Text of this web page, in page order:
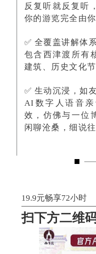
反复听就反复听
你的游览完全由你
✅ 全覆盖讲解体
包含西津渡所有
建筑、历史文化
✅ 生动沉浸，如
AI数字人语音
效，仿佛与一位
闲聊沧桑，细说往
19.9元畅享72小时
扫下方二维